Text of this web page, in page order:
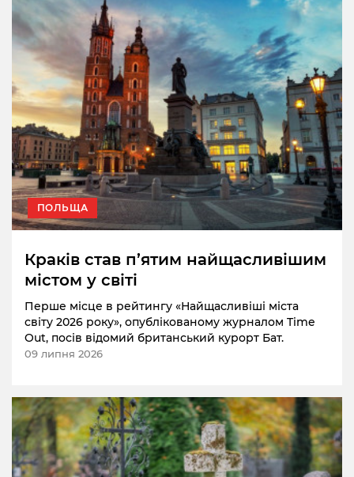
ПОЛЬЩА
Краків став п’ятим найщасливішим
містом у світі
Перше місце в рейтингу «Найщасливіші міста
світу 2026 року», опублікованому журналом Time
Out, посів відомий британський курорт Бат.
09 липня 2026